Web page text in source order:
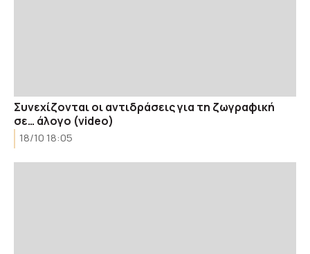
Συνεχίζονται οι αντιδράσεις για τη ζωγραφική
σε… άλογο (video)
18/10 18:05